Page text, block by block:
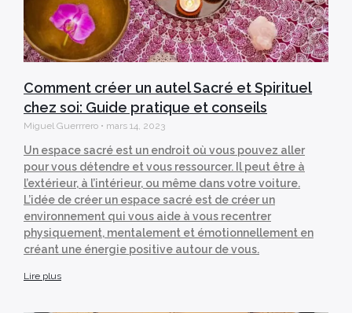
Comment créer un autel Sacré et Spirituel
chez soi: Guide pratique et conseils
Miguel Guerrrero mars 14, 2023
Un espace sacré est un endroit où vous pouvez aller
pour vous détendre et vous ressourcer. Il peut être à
l’extérieur, à l’intérieur, ou même dans votre voiture.
L’idée de créer un espace sacré est de créer un
environnement qui vous aide à vous recentrer
physiquement, mentalement et émotionnellement en
créant une énergie positive autour de vous.
Lire plus